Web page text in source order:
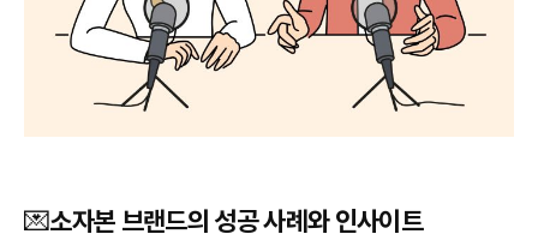
💌소자본 브랜드의 성공 사례와 인사이트